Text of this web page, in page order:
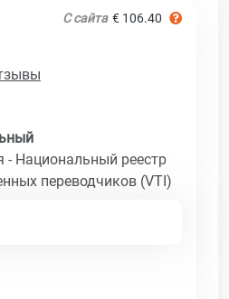
С сайта € 106.40
- Национальный реестр
переводчиков (VTI)